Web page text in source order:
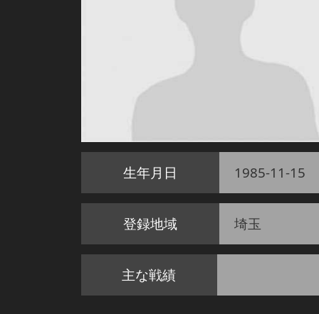
生年月日 1985-11-15
登録地域 埼玉
主な戦績